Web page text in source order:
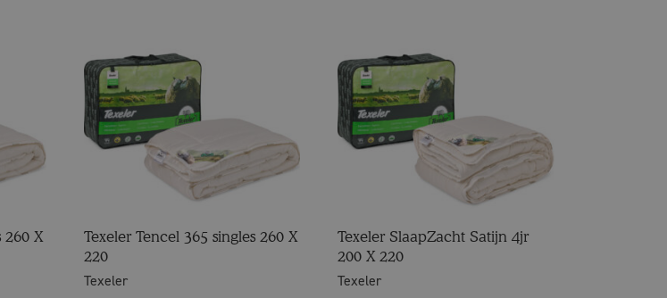
260 X
Texeler Tencel 365 singles 260 X
220
Texeler
Texeler SlaapZacht Satijn 4jr
200 X 220
Texeler